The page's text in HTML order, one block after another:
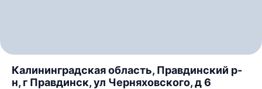
Калининградская область, Правдинский р-
н, г Правдинск, ул Черняховского, д 6